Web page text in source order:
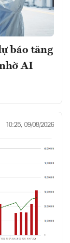
báo tăng
AI
10:25, 09/08/2026